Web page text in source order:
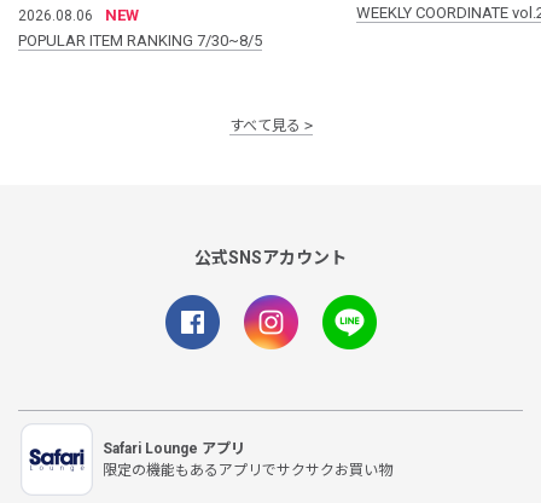
2026.08.06
NEW
POPULAR ITEM RANKING 7/30~8/5
WEEKLY COORDINATE
すべて見る
公式SNSアカウント
Safari Lounge アプリ
限定の機能もあるアプリでサクサクお買い物